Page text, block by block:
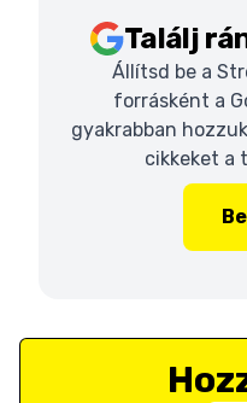
Találj
Állítsd be a
forrásként a
gyakrabban
cikkeket a